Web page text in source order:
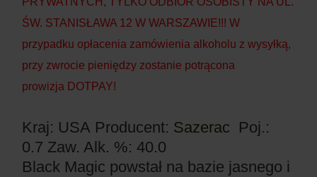
ŚW. STANISŁAWA 12 W WARSZAWIE!!! W
przypadku opłacenia zamówienia alkoholu z wysyłką,
przy zwrocie pieniędzy zostanie potrącona
prowizja DOTPAY!
Kraj: USA Producent: Sazerac Poj.:
0.7 Zaw. Alk. %: 40.0
Black Magic powstał na bazie jasnego i